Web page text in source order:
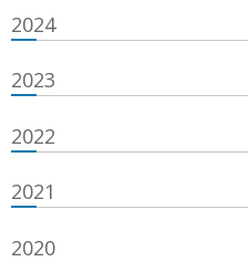
2024
2023
2022
2021
2020